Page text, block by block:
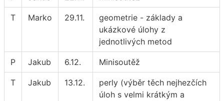
T Marko 29.11.
geometrie - základy a
ukázkové úlohy z
jednotlivých metod
P Jakub 6.12. Minisoutěž
T Jakub 13.12.
perly (výběr těch nejhezčích
úloh s velmi krátkým a